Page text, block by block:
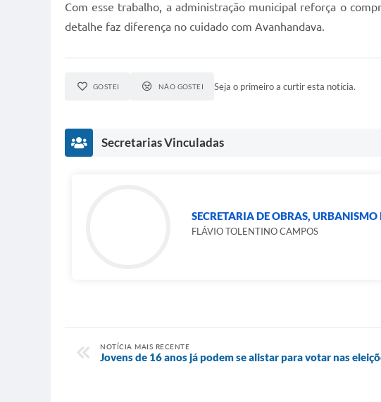
Com esse trabalho, a administração municipal reforça o
detalhe faz diferença no cuidado com Avanhandava.
GOSTEI NÃO GOSTEI Seja o primeiro a curtir esta notícia.
Secretarias Vinculadas
SECRETARIA DE OBRAS,
FLÁVIO TOLENTINO CAMPOS
NOTÍCIA MAIS RECENTE
Jovens de 16 anos já podem se alistar para votar nas